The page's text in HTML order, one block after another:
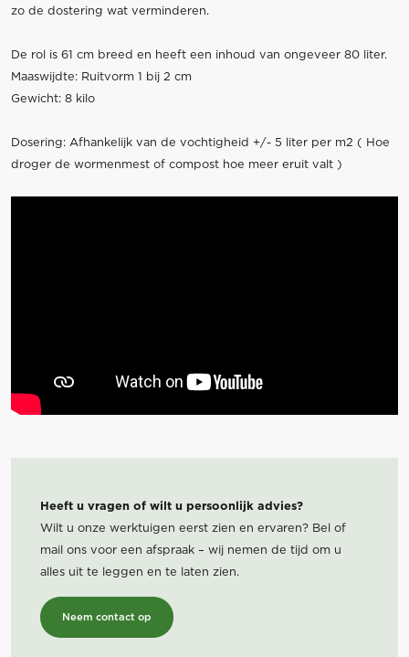
zo de dostering wat verminderen.
De rol is 61 cm breed en heeft een inhoud van ongeveer 80 liter.
Maaswijdte: Ruitvorm 1 bij 2 cm
Gewicht: 8 kilo
Dosering: Afhankelijk van de vochtigheid +/- 5 liter per m2 ( Hoe
droger de wormenmest of compost hoe meer eruit valt )
Heeft u vragen of wilt u persoonlijk advies?
Wilt u onze werktuigen eerst zien en ervaren? Bel of
mail ons voor een afspraak – wij nemen de tijd om u
alles uit te leggen en te laten zien.
Neem contact op